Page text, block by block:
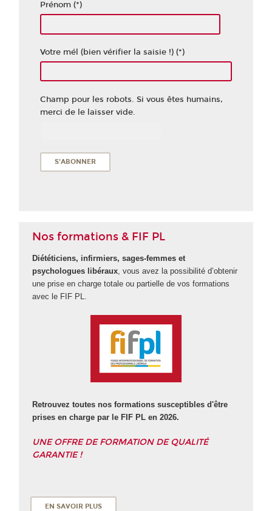
Prénom (*)
Votre mél (bien vérifier la saisie !) (*)
Champ pour les robots. Si vous êtes humains,
merci de le laisser vide.
Nos formations & FIF PL
Diététiciens, infirmiers, sages-femmes et
psychologues libéraux, vous avez la possibilité d’obtenir
une prise en charge totale ou partielle de vos formations
avec le FIF PL.
Retrouvez toutes nos formations susceptibles d'être
prises en charge par le FIF PL en 2026.
UNE OFFRE DE FORMATION DE QUALITÉ
GARANTIE !
EN SAVOIR PLUS